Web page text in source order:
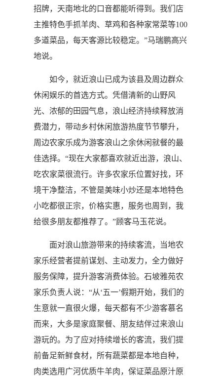
招牌，天南地北的口音都能听得到。我们店
主推特色手抓羊肉、草鸡和各种家常菜等100
多道菜品，每天客源比较稳定。”马瑞鹏高兴
地说。
如今，就近浪山已成为该县及周边群众
休闲娱乐的首选方式。凭借清新的山野风
光、浓郁的田园气息，浪山经济持续释放消
费潜力，带动乡村休闲旅游热度节节攀升，
周边农家乐成为游客浪山之余休闲就餐的最
佳选择。“现在大家都喜欢就近出游，浪山、
吃农家菜很流行。许多农家乐位置好找，环
境干净整洁，不管是美味小炒还是本地特色
小吃都很正宗，价格实惠，服务也周到，我
给很多朋友都推荐了。”顾客马玉花说。
面对浪山旅游带来的持续客流，当地农
家乐经营者提前谋划、主动发力，全力做好
服务保障，提升游客消费体验。石坡雅苑农
家乐负责人说：“从‘五一’假期开始，我们的
生意就一直很火爆，每天都有不少游客慕名
而来，大多是家庭聚餐、朋友结伴过来浪山
游玩的。为了应对持续增长的客流，我们提
前备足新鲜食材，所有蔬菜都是本地自种，
肉类选用广河优质牛羊肉，保证菜品原汁原